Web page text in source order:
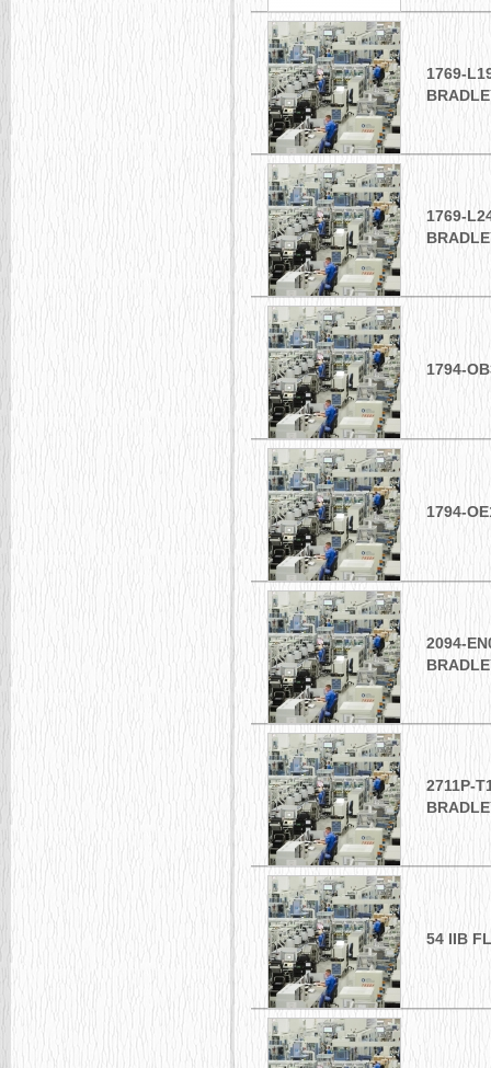
1769-
1769-
1794-
1794-
2094-
2711P-
54 IIB